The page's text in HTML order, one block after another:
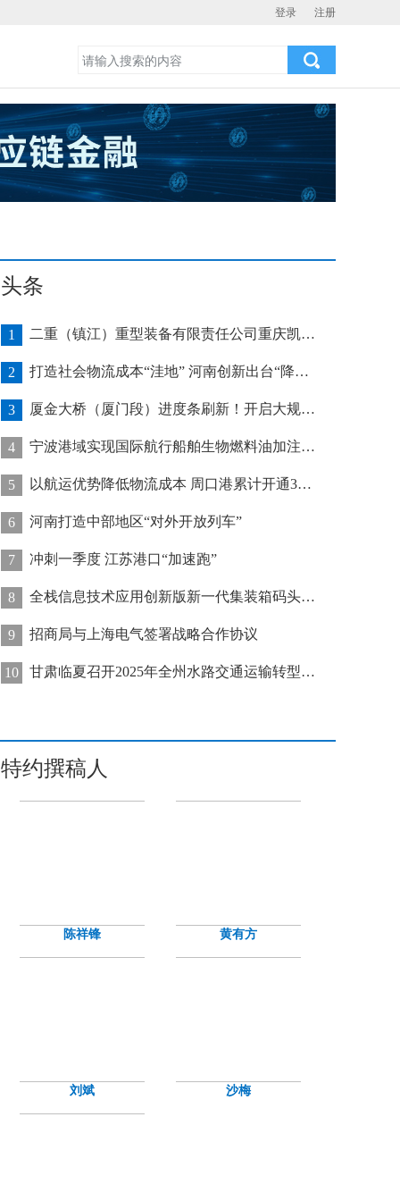
登录 注册
头条
1 二重（镇江）重型装备有限责任公司重庆凯瑞项目发运助力海上风电产业发展
2 打造社会物流成本“洼地” 河南创新出台“降本16条”
3 厦金大桥（厦门段）进度条刷新！开启大规模桥梁装配化施工新阶段
4 宁波港域实现国际航行船舶生物燃料油加注“零突破”
5 以航运优势降低物流成本 周口港累计开通32条集装箱航线
6 河南打造中部地区“对外开放列车”
7 冲刺一季度 江苏港口“加速跑”
8 全栈信息技术应用创新版新一代集装箱码头管控系统在天津港上线运行
9 招商局与上海电气签署战略合作协议
10 甘肃临夏召开2025年全州水路交通运输转型发展推进会
特约撰稿人
陈祥锋 黄有方
刘斌 沙梅